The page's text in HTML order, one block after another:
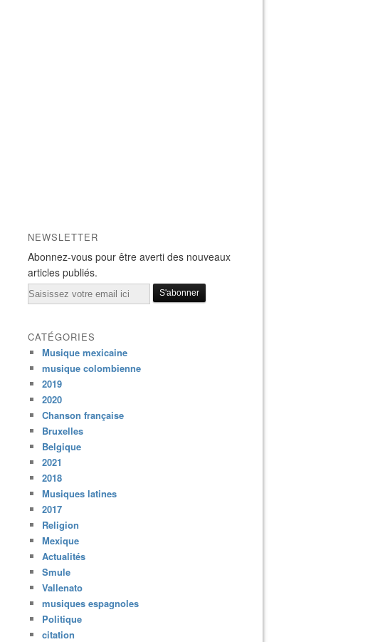
NEWSLETTER
Abonnez-vous pour être averti des nouveaux
articles publiés.
Email
CATÉGORIES
Musique mexicaine
musique colombienne
2019
2020
Chanson française
Bruxelles
Belgique
2021
2018
Musiques latines
2017
Religion
Mexique
Actualités
Smule
Vallenato
musiques espagnoles
Politique
citation